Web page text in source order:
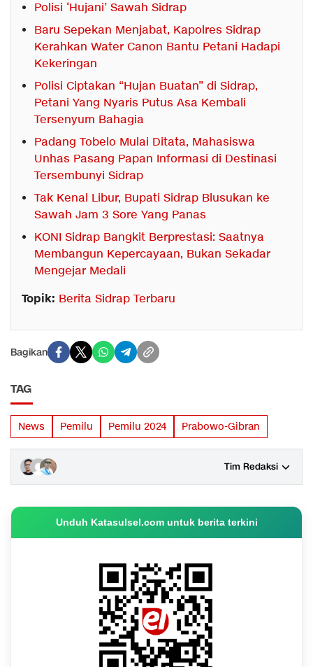
Polisi ‘Hujani’ Sawah Sidrap
Baru Sepekan Menjabat, Kapolres Sidrap
Kerahkan Water Canon Bantu Petani Hadapi
Kekeringan
Polisi Ciptakan “Hujan Buatan” di Sidrap,
Petani Yang Nyaris Putus Asa Kembali
Tersenyum Bahagia
Padang Tobelo Mulai Ditata, Mahasiswa
Unhas Pasang Papan Informasi di Destinasi
Tersembunyi Sidrap
Tak Kenal Libur, Bupati Sidrap Blusukan ke
Sawah Jam 3 Sore Yang Panas
KONI Sidrap Bangkit Berprestasi: Saatnya
Membangun Kepercayaan, Bukan Sekadar
Mengejar Medali
Topik: Berita Sidrap Terbaru
Bagikan
TAG
News Pemilu Pemilu 2024 Prabowo-Gibran
Tim Redaksi
Unduh Katasulsel.com untuk berita terkini